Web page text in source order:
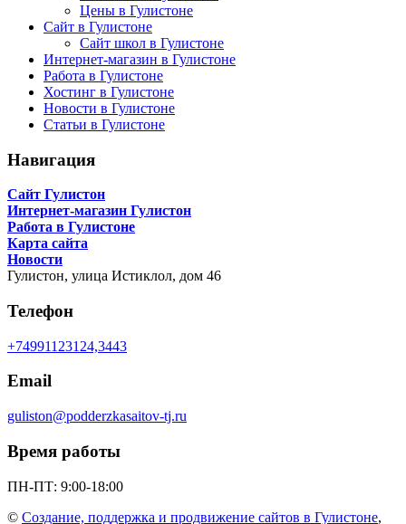
Цены в Гулистоне
Сайт в Гулистоне
Сайт школ в Гулистоне
Интернет-магазин в Гулистоне
Работа в Гулистоне
Хостинг в Гулистоне
Новости в Гулистоне
Статьи в Гулистоне
Навигация
Сайт Гулистон
Интернет-магазин Гулистон
Работа в Гулистоне
Карта сайта
Новости
Гулистон, улица Истиклол, дом 46
Телефон
+74991123124,3443
Email
guliston@podderzkasaitov-tj.ru
Время работы
ПН-ПТ: 9:00-18:00
© Создание, поддержка и продвижение сайтов в Гулистоне,